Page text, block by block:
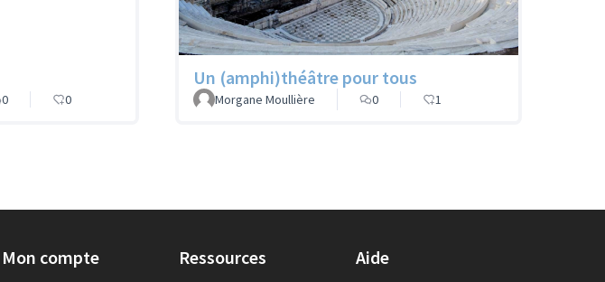
0 0
Un (amphi)théâtre pour tous
Morgane Moullière 0 1
Mon compte Ressources Aide